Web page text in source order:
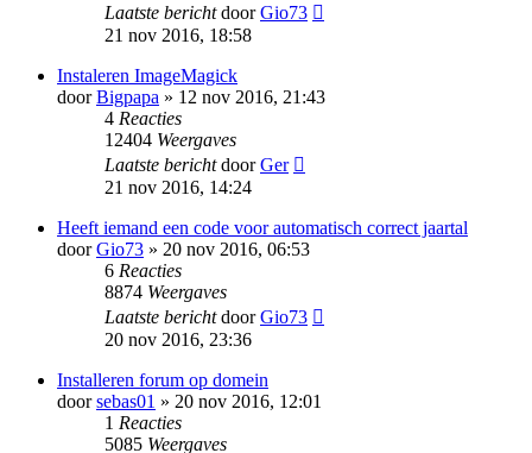
Laatste berichtdoorGio73
21 nov 2016, 18:58
Instaleren ImageMagick
doorBigpapa » 12 nov 2016, 21:43
4 Reacties
12404 Weergaves
Laatste berichtdoorGer
21 nov 2016, 14:24
Heeft iemand een code voor automatisch correct jaartal
doorGio73 » 20 nov 2016, 06:53
6 Reacties
8874 Weergaves
Laatste berichtdoorGio73
20 nov 2016, 23:36
Installeren forum op domein
doorsebas01 » 20 nov 2016, 12:01
1 Reacties
5085 Weergaves